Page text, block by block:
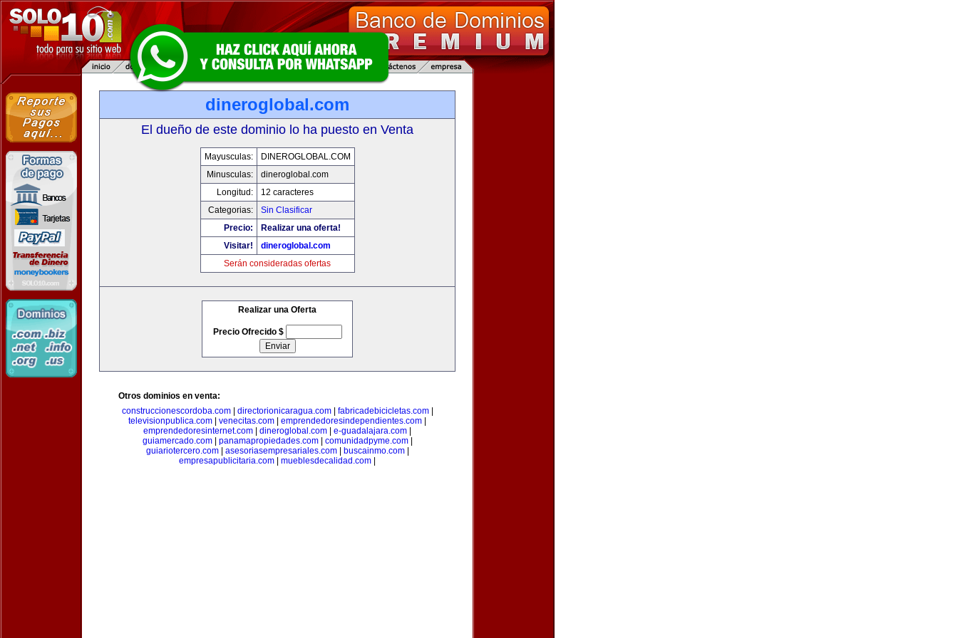
dineroglobal.com
El dueño de este dominio lo ha puesto en Venta
Mayusculas:
DINEROGLOBAL.COM
Minusculas:
dineroglobal.com
Longitud:
12 caracteres
Categorias:
Sin Clasificar
Precio:
Realizar una oferta!
Visitar!
dineroglobal.com
Serán consideradas ofertas
Realizar una Oferta
Precio Ofrecido $
Otros dominios en venta:
construccionescordoba.com| directorionicaragua.com| fabricadebicicletas.com|
televisionpublica.com
venecitas.com emprendedoresindependientes.com
emprendedoresinternet.com
dineroglobal.com e-guadalajara.com
guiamercado.com| panamapropiedades.com| comunidadpyme.com|
guiariotercero.com| asesoriasempresariales.com| buscainmo.com|
empresapublicitaria.com
mueblesdecalidad.com